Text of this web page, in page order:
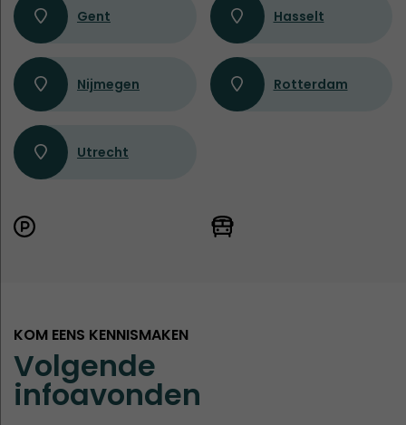
Gent Hasselt
Nijmegen Rotterdam
Utrecht
KOM EENS KENNISMAKEN
Volgende
infoavonden